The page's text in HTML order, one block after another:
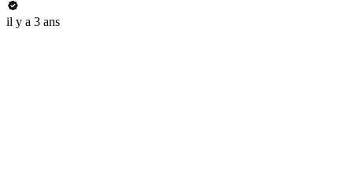
il y a 3 ans